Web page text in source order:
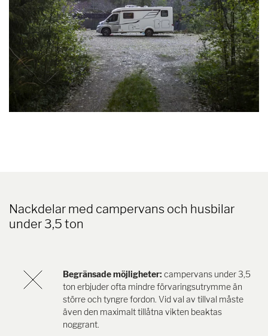
Nackdelar med campervans och husbilar
under 3,5 ton
Begränsade möjligheter: campervans under 3,5
ton erbjuder ofta mindre förvaringsutrymme än
större och tyngre fordon. Vid val av tillval måste
även den maximalt tillåtna vikten beaktas
noggrant.